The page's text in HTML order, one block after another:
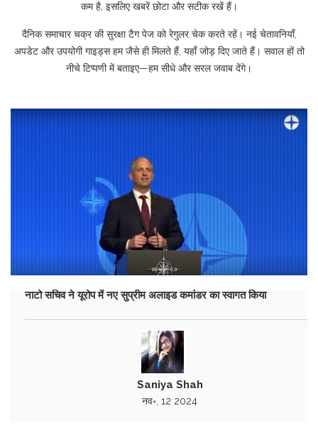
कम है, इसलिए खबरें छोटा और सटीक रखें हैं।
दैनिक समाचार चक्र की सुरक्षा टैग पेज को रेगुलर चेक करते रहें। नई चेतावनियाँ,
अपडेट और उपयोगी गाइड्स हम जैसे ही मिलते हैं, यहाँ जोड़ दिए जाते हैं। सवाल हों तो
नीचे टिप्पणी में बताइए—हम सीधे और सरल जवाब देंगे।
नाटो सचिव ने यूरोप में नए सुप्रीम अलाइड कमांडर का स्वागत किया
Saniya Shah
नव॰, 12 2024